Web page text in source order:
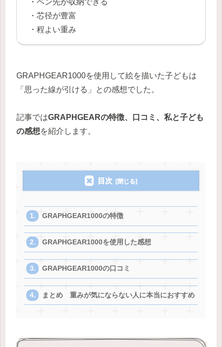
・ペン先が収納できる
・芯径が豊富
・程よい重み
GRAPHGEAR1000を使用して絵を描いた子どもは
「思った線が引ける」との感想でした。
記事ではGRAPHGEARの特徴、口コミ、私と子ども
の感想を紹介します。
目次
GRAPHGEAR1000の特徴
GRAPHGEAR1000を使用した感想
GRAPHGEAR1000の口コミ
まとめ 重みが気にならない人に本当におすすめ